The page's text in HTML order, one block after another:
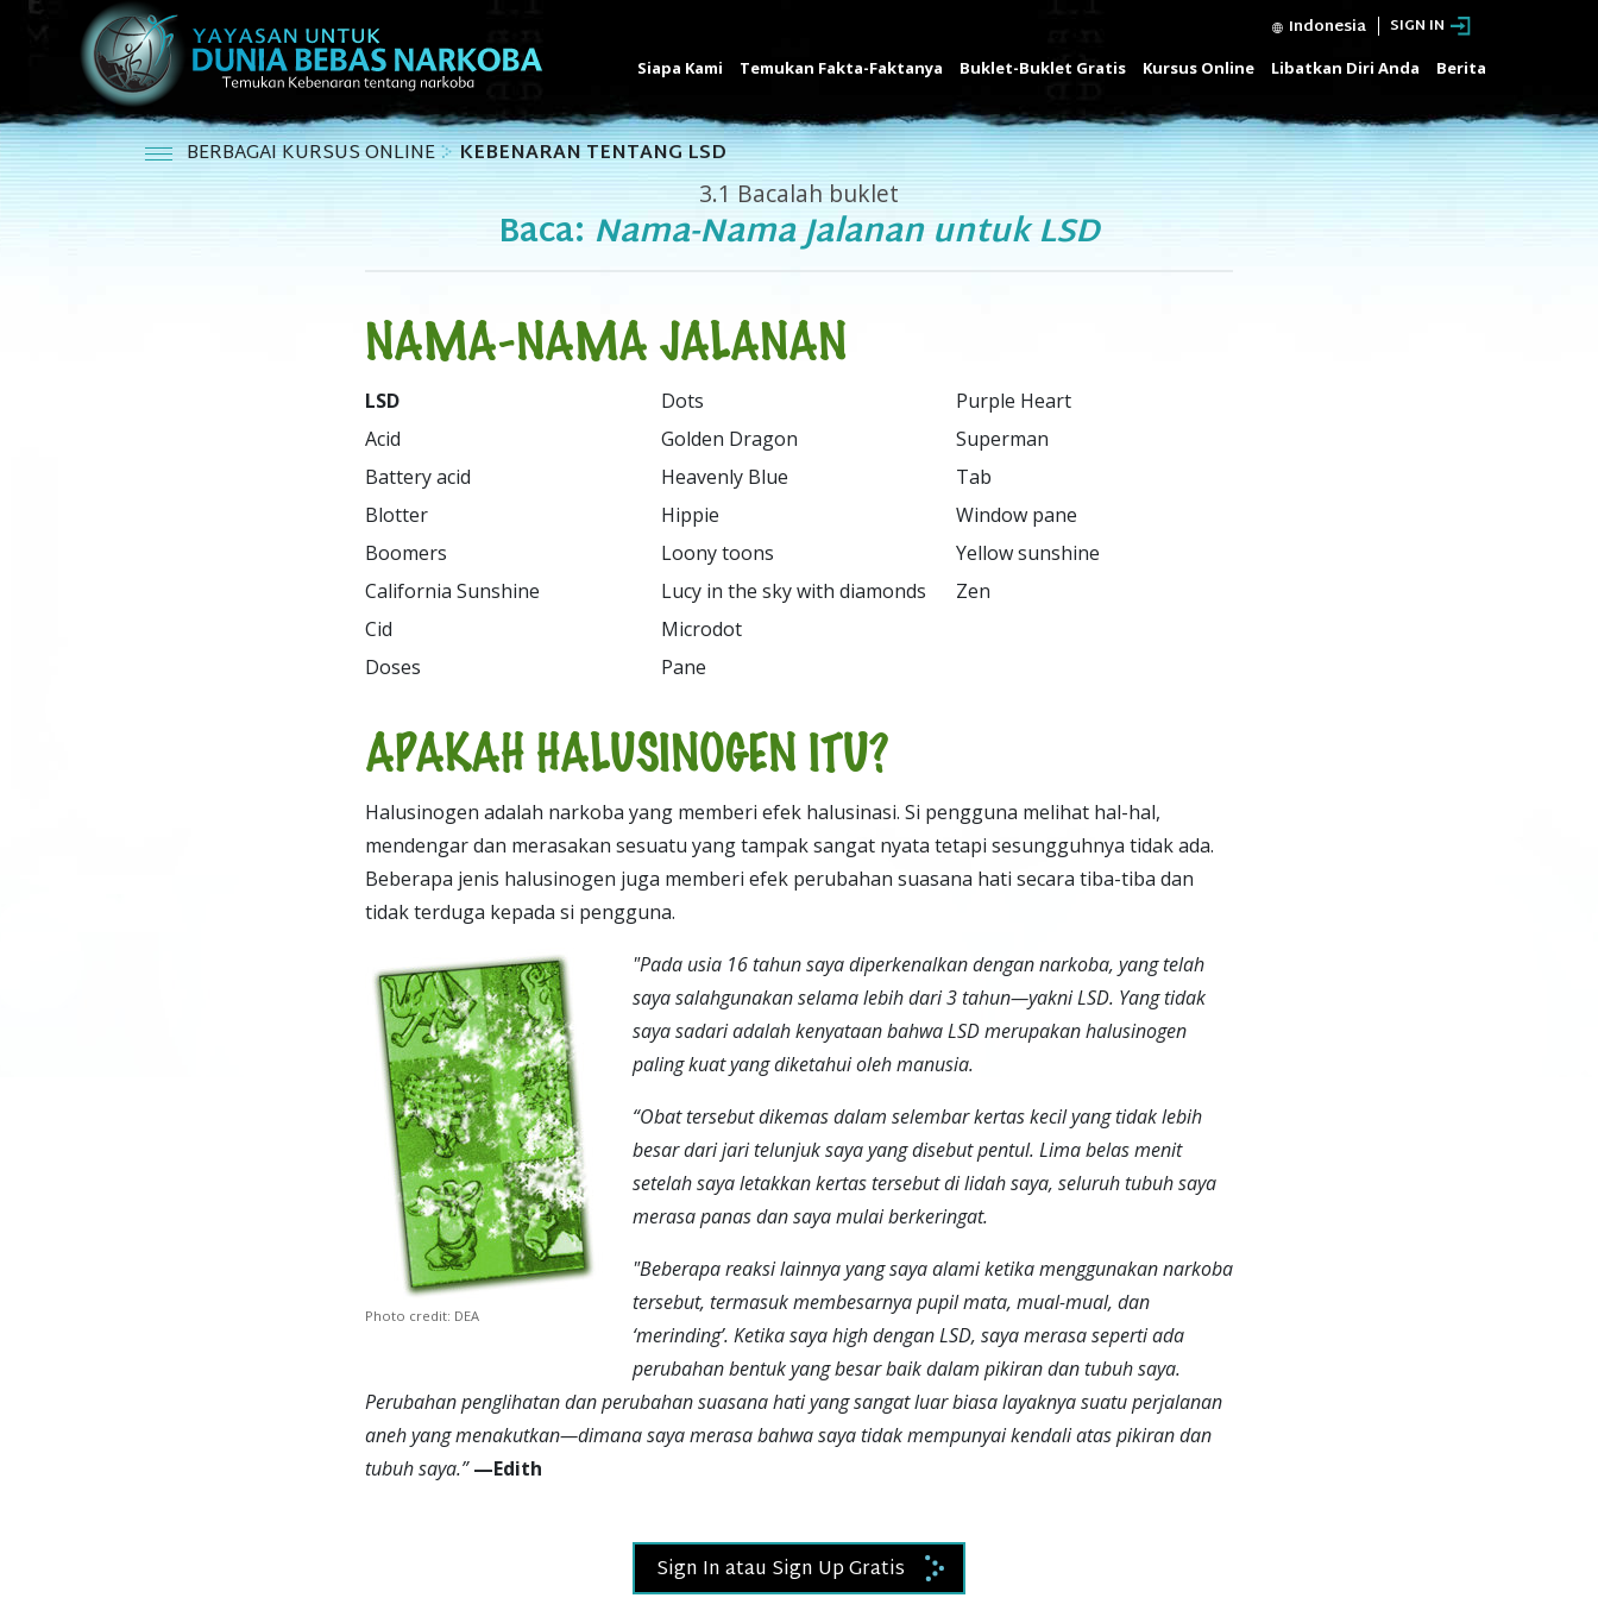
Indonesia SIGN IN
Siapa Kami Temukan Fakta-Faktanya Buklet-Buklet Gratis Kursus Online Libatkan Diri Anda Berita
BERBAGAI KURSUS ONLINE KEBENARAN TENTANG LSD
3.1 Bacalah buklet
Baca: Nama-Nama Jalanan untuk LSD
NAMA-NAMA JALANAN
LSD
Acid
Battery acid
Blotter
Boomers
California Sunshine
Cid
Doses
Golden Dragon
Heavenly Blue
Hippie
Loony toons
Lucy in the sky with diamonds
Microdot
Pane
Superman
Tab
Window pane
Yellow sunshine
Zen
APAKAH HALUSINOGEN ITU?
Halusinogen adalah narkoba yang memberi efek halusinasi. Si pengguna melihat hal-hal,
mendengar dan merasakan sesuatu yang tampak sangat nyata tetapi sesungguhnya tidak ada.
Beberapa jenis halusinogen juga memberi efek perubahan suasana hati secara tiba-tiba dan
tidak terduga kepada si pengguna.
Photo credit: DEA
"Pada usia 16 tahun saya diperkenalkan dengan narkoba, yang telah
saya salahgunakan selama lebih dari 3 tahun—yakni LSD. Yang tidak
saya sadari adalah kenyataan bahwa LSD merupakan halusinogen
paling kuat yang diketahui oleh manusia.
“Obat tersebut dikemas dalam selembar kertas kecil yang tidak lebih
besar dari jari telunjuk saya yang disebut pentul. Lima belas menit
setelah saya letakkan kertas tersebut di lidah saya, seluruh tubuh saya
merasa panas dan saya mulai berkeringat.
"Beberapa reaksi lainnya yang saya alami ketika menggunakan narkoba
tersebut, termasuk membesarnya pupil mata, mual-mual, dan
‘merinding’. Ketika saya high dengan LSD, saya merasa seperti ada
perubahan bentuk yang besar baik dalam pikiran dan tubuh saya.
Perubahan penglihatan dan perubahan suasana hati yang sangat luar biasa layaknya suatu perjalanan
aneh yang menakutkan—dimana saya merasa bahwa saya tidak mempunyai kendali atas pikiran dan
tubuh saya.”—Edith
Sign In atau Sign Up Gratis